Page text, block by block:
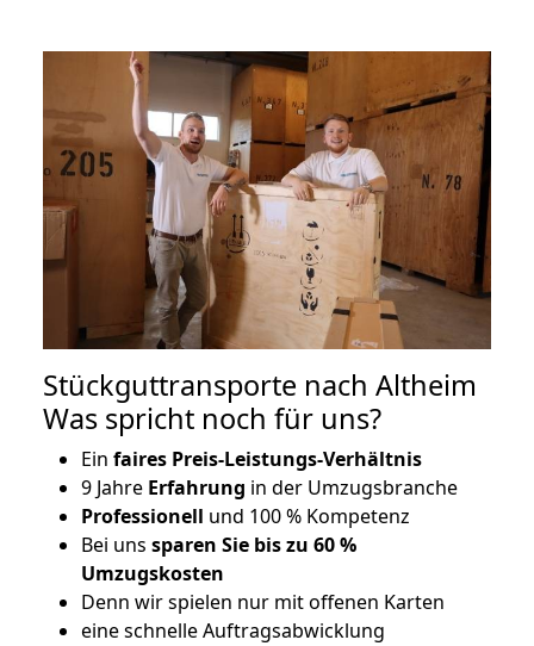
Stückguttransporte nach Altheim
Was spricht noch für uns?
Ein faires Preis-Leistungs-Verhältnis
9 Jahre Erfahrung in der Umzugsbranche
Professionell und 100 % Kompetenz
Bei uns sparen Sie bis zu 60 %
Umzugskosten
Denn wir spielen nur mit offenen Karten
eine schnelle Auftragsabwicklung